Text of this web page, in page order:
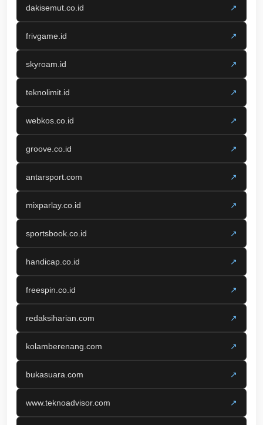
dakisemut.co.id ↗
frivgame.id ↗
skyroam.id ↗
teknolimit.id ↗
webkos.co.id ↗
groove.co.id ↗
antarsport.com ↗
mixparlay.co.id ↗
sportsbook.co.id ↗
handicap.co.id ↗
freespin.co.id ↗
redaksiharian.com ↗
kolamberenang.com ↗
bukasuara.com ↗
www.teknoadvisor.com ↗